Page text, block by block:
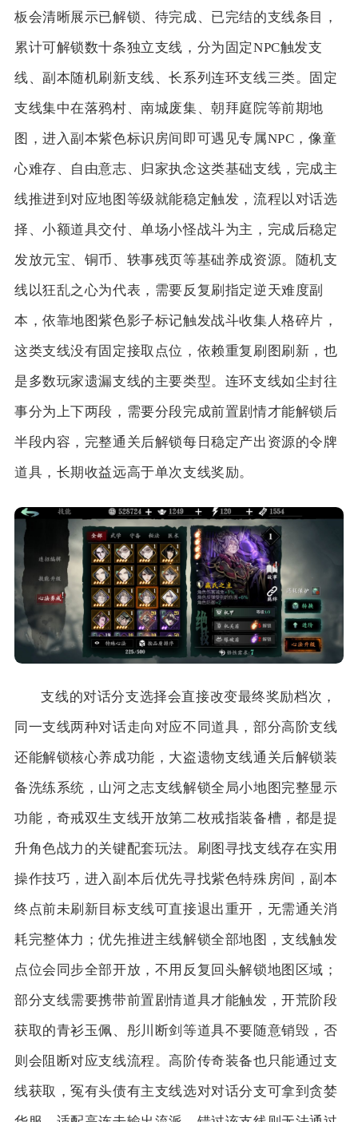
板会清晰展示已解锁、待完成、已完结的支线条目，
累计可解锁数十条独立支线，分为固定NPC触发支
线、副本随机刷新支线、长系列连环支线三类。固定
支线集中在落鸦村、南城废集、朝拜庭院等前期地
图，进入副本紫色标识房间即可遇见专属NPC，像童
心难存、自由意志、归家执念这类基础支线，完成主
线推进到对应地图等级就能稳定触发，流程以对话选
择、小额道具交付、单场小怪战斗为主，完成后稳定
发放元宝、铜币、轶事残页等基础养成资源。随机支
线以狂乱之心为代表，需要反复刷指定逆天难度副
本，依靠地图紫色影子标记触发战斗收集人格碎片，
这类支线没有固定接取点位，依赖重复刷图刷新，也
是多数玩家遗漏支线的主要类型。连环支线如尘封往
事分为上下两段，需要分段完成前置剧情才能解锁后
半段内容，完整通关后解锁每日稳定产出资源的令牌
道具，长期收益远高于单次支线奖励。
支线的对话分支选择会直接改变最终奖励档次，
同一支线两种对话走向对应不同道具，部分高阶支线
还能解锁核心养成功能，大盗遗物支线通关后解锁装
备洗练系统，山河之志支线解锁全局小地图完整显示
功能，奇戒双生支线开放第二枚戒指装备槽，都是提
升角色战力的关键配套玩法。刷图寻找支线存在实用
操作技巧，进入副本后优先寻找紫色特殊房间，副本
终点前未刷新目标支线可直接退出重开，无需通关消
耗完整体力；优先推进主线解锁全部地图，支线触发
点位会同步全部开放，不用反复回头解锁地图区域；
部分支线需要携带前置剧情道具才能触发，开荒阶段
获取的青衫玉佩、彤川断剑等道具不要随意销毁，否
则会阻断对应支线流程。高阶传奇装备也只能通过支
线获取，冤有头债有主支线选对对话分支可拿到贪婪